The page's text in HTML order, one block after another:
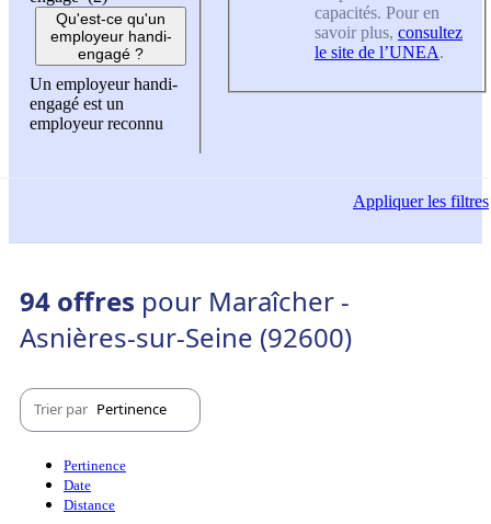
Qu'est-ce qu'un
employeur handi-
engagé ?
Un employeur handi-
engagé est un
employeur reconnu
capacités. Pour en
savoir plus, consultez
le site de l’UNEA.
Appliquerles filtres
94 offres pour Maraîcher -
Asnières-sur-Seine (92600)
Trier par Pertinence
Pertinence
Date
Distance